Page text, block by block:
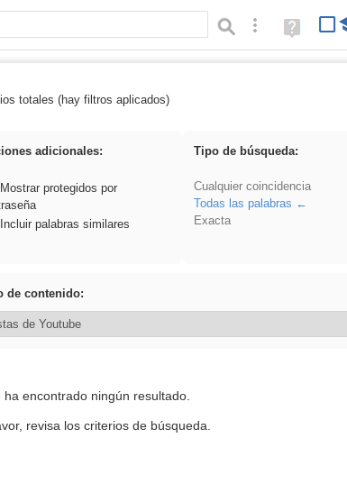
Búsqueda avanzada
Ayuda
(en
de: Ahmet
totales (hay filtros aplicados)
adicionales:
Mostrar protegidos por
Incluir palabras similares
Tipo de búsqueda:
Cualquier coincidencia
Todas las palabras
Exacta
de contenido:
ha encontrado ningún resultado.
revisa los criterios de búsqueda.